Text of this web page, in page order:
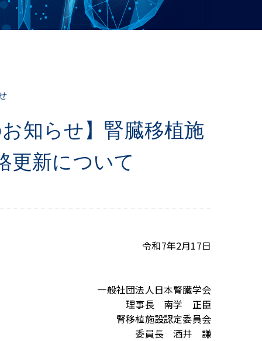
知らせ】腎臓移植施
更新について
令和7年2月17日
一般社団法人日本腎臓学会
理事長 南学 正臣
腎移植施設認定委員会
委員長 酒井 謙